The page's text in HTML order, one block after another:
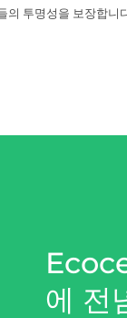
의 투명성을 보장합니
에 전